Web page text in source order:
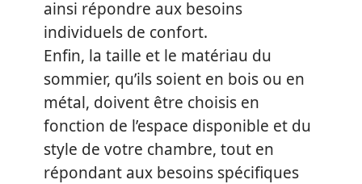
ainsi répondre aux besoins
individuels de confort.
Enfin, la taille et le matériau du
sommier, qu’ils soient en bois ou en
métal, doivent être choisis en
fonction de l’espace disponible et du
style de votre chambre, tout en
répondant aux besoins spécifiques